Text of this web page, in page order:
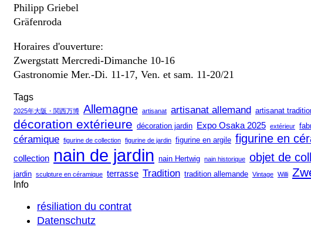
Philipp Griebel
Gräfenroda
Horaires d'ouverture:
Zwergstatt Mercredi-Dimanche 10-16
Gastronomie Mer.-Di. 11-17, Ven. et sam. 11-20/21
Tags
2025年大阪・関西万博 Allemagne artisanat artisanat allemand artisanat
décoration extérieure décoration jardin Expo Osaka 2025 extérieur
céramique figurine de collection figurine de jardin figurine en argile figurine en
collection nain de jardin nain Hertwig nain historique objet de
jardin sculpture en céramique terrasse Tradition tradition allemande Vintage Willi
Info
résiliation du contrat
Datenschutz